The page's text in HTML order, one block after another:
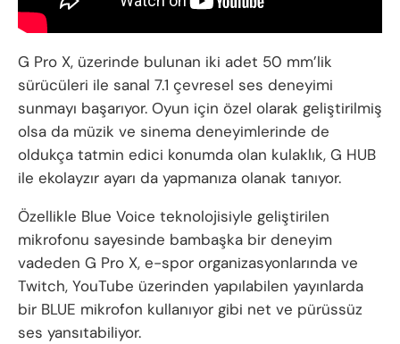
G Pro X, üzerinde bulunan iki adet 50 mm’lik
sürücüleri ile sanal 7.1 çevresel ses deneyimi
sunmayı başarıyor. Oyun için özel olarak geliştirilmiş
olsa da müzik ve sinema deneyimlerinde de
oldukça tatmin edici konumda olan kulaklık, G HUB
ile ekolayzır ayarı da yapmanıza olanak tanıyor.
Özellikle Blue Voice teknolojisiyle geliştirilen
mikrofonu sayesinde bambaşka bir deneyim
vadeden G Pro X, e-spor organizasyonlarında ve
Twitch, YouTube üzerinden yapılabilen yayınlarda
bir BLUE mikrofon kullanıyor gibi net ve pürüssüz
ses yansıtabiliyor.